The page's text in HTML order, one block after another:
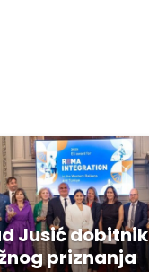
Jusić dobitnik
priznanja